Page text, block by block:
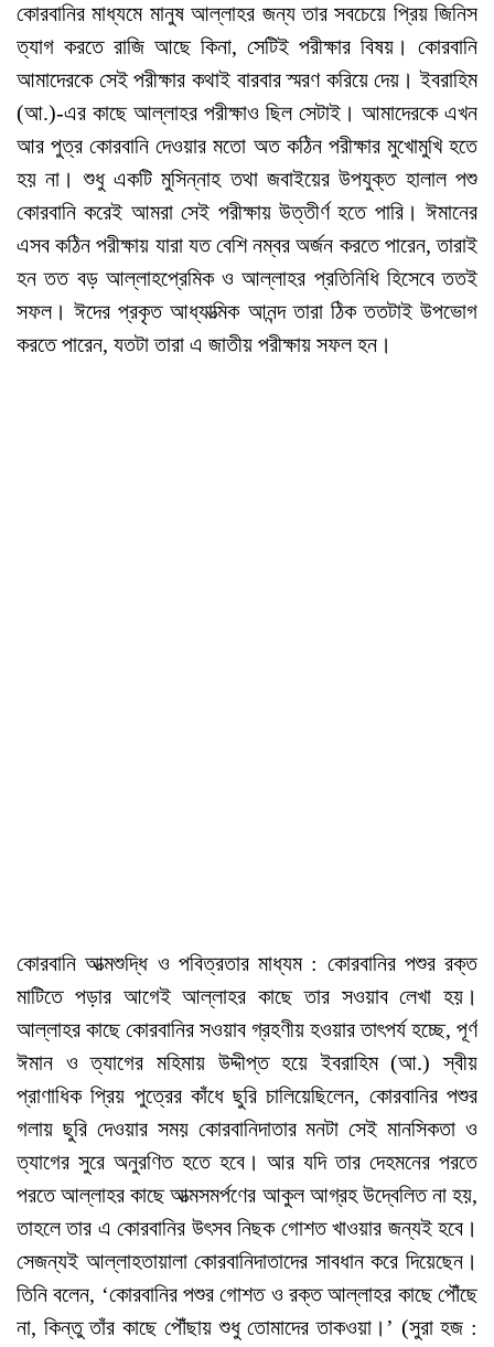
কোরবানির মাধ্যমে মানুষ আল্লাহর জন্য তার সবচেয়ে প্রিয় জিনিস
ত্যাগ করতে রাজি আছে কিনা, সেটিই পরীক্ষার বিষয়। কোরবানি
আমাদেরকে সেই পরীক্ষার কথাই বারবার স্মরণ করিয়ে দেয়। ইবরাহিম
(আ.)-এর কাছে আল্লাহর পরীক্ষাও ছিল সেটাই। আমাদেরকে এখন
আর পুত্র কোরবানি দেওয়ার মতো অত কঠিন পরীক্ষার মুখোমুখি হতে
হয় না। শুধু একটি মুসিন্নাহ তথা জবাইয়ের উপযুক্ত হালাল পশু
কোরবানি করেই আমরা সেই পরীক্ষায় উত্তীর্ণ হতে পারি। ঈমানের
এসব কঠিন পরীক্ষায় যারা যত বেশি নম্বর অর্জন করতে পারেন, তারাই
হন তত বড় আল্লাহপ্রেমিক ও আল্লাহর প্রতিনিধি হিসেবে ততই
সফল। ঈদের প্রকৃত আধ্যাত্মিক আনন্দ তারা ঠিক ততটাই উপভোগ
করতে পারেন, যতটা তারা এ জাতীয় পরীক্ষায় সফল হন।
কোরবানি আত্মশুদ্ধি ও পবিত্রতার মাধ্যম : কোরবানির পশুর রক্ত
মাটিতে পড়ার আগেই আল্লাহর কাছে তার সওয়াব লেখা হয়।
আল্লাহর কাছে কোরবানির সওয়াব গ্রহণীয় হওয়ার তাৎপর্য হচ্ছে, পূর্ণ
ঈমান ও ত্যাগের মহিমায় উদ্দীপ্ত হয়ে ইবরাহিম (আ.) স্বীয়
প্রাণাধিক প্রিয় পুত্রের কাঁধে ছুরি চালিয়েছিলেন, কোরবানির পশুর
গলায় ছুরি দেওয়ার সময় কোরবানিদাতার মনটা সেই মানসিকতা ও
ত্যাগের সুরে অনুরণিত হতে হবে। আর যদি তার দেহমনের পরতে
পরতে আল্লাহর কাছে আত্মসমর্পণের আকুল আগ্রহ উদ্বেলিত না হয়,
তাহলে তার এ কোরবানির উৎসব নিছক গোশত খাওয়ার জন্যই হবে।
সেজন্যই আল্লাহতায়ালা কোরবানিদাতাদের সাবধান করে দিয়েছেন।
তিনি বলেন, ‘কোরবানির পশুর গোশত ও রক্ত আল্লাহর কাছে পৌঁছে
না, কিন্তু তাঁর কাছে পৌঁছায় শুধু তোমাদের তাকওয়া।’ (সুরা হজ :